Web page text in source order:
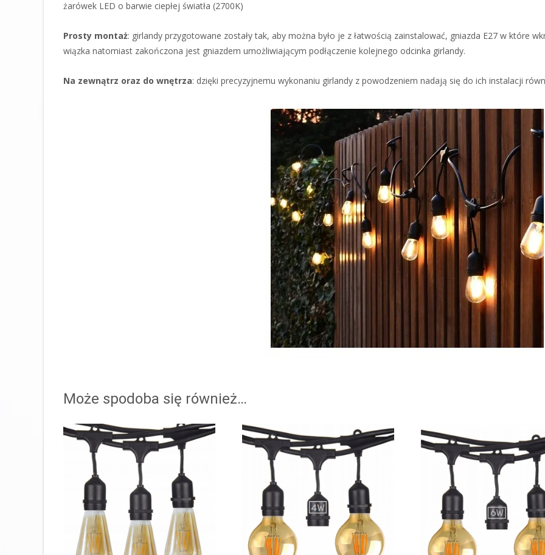
żarówek LED o barwie ciepłej światła (2700K)
Prosty montaż: girlandy przygotowane zostały tak, aby można było je z łatwością zainstalować, gniazda E27 w które
wiązka natomiast zakończona jest gniazdem umożliwiającym podłączenie kolejnego odcinka girlandy.
Na zewnątrz oraz do wnętrza: dzięki precyzyjnemu wykonaniu girlandy z powodzeniem nadają się do ich instalacji
Może spodoba się również…